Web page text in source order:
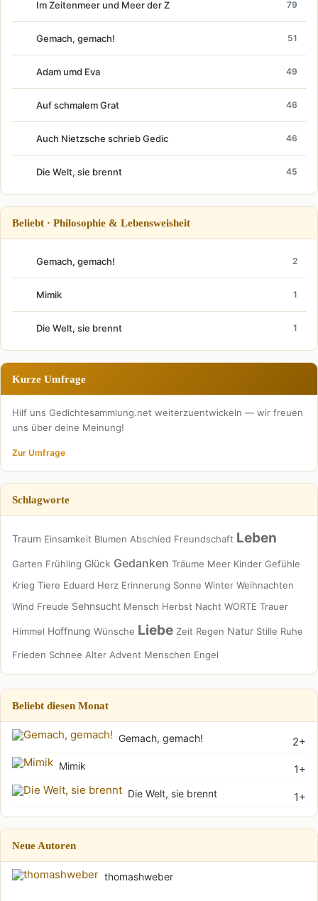
Im Zeitenmeer und Meer der Z 79
Gemach, gemach! 51
Adam umd Eva 49
Auf schmalem Grat 46
Auch Nietzsche schrieb Gedic 46
Die Welt, sie brennt 45
Beliebt · Philosophie & Lebensweisheit
Gemach, gemach! 2
Mimik 1
Die Welt, sie brennt 1
Kurze Umfrage
Hilf uns Gedichtesammlung.net weiterzuentwickeln — wir freuen
uns über deine Meinung!
Zur Umfrage
Schlagworte
Traum Einsamkeit Blumen Abschied Freundschaft Leben
Garten Frühling Glück Gedanken Träume Meer Kinder Gefühle
Krieg Tiere Eduard Herz Erinnerung Sonne Winter Weihnachten
Wind Freude Sehnsucht Mensch Herbst Nacht WORTE Trauer
Himmel Hoffnung Wünsche Liebe Zeit Regen Natur Stille Ruhe
Frieden Schnee Alter Advent Menschen Engel
Beliebt diesen Monat
2+
Gemach, gemach!
1+
Mimik
1+
Die Welt, sie brennt
Neue Autoren
thomashweber